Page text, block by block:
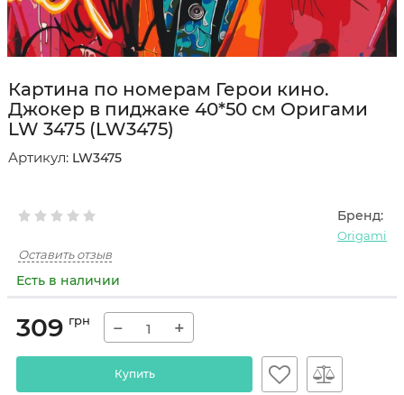
Картина по номерам Герои кино.
Джокер в пиджаке 40*50 см Оригами
LW 3475 (LW3475)
Артикул: LW3475
Бренд:
Origami
Оставить отзыв
Есть в наличии
309 грн − +
Купить